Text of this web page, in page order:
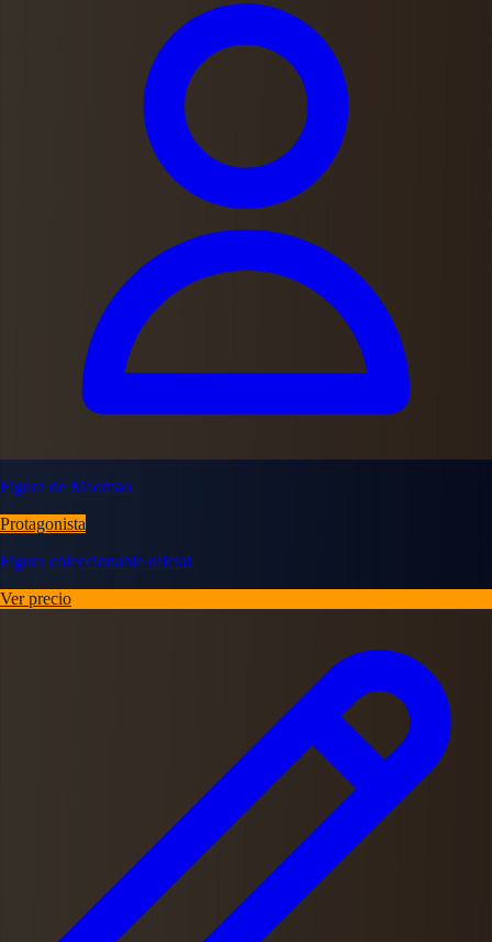
Figura de Maomao
Protagonista
Figura coleccionable oficial
Ver precio